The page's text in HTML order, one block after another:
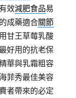
效減肥食品易
成藥適合關節
甘王草莓乳酸
好用的抗老保
華與乳霜粗容
菲秀最佳美容
者帶來的必定